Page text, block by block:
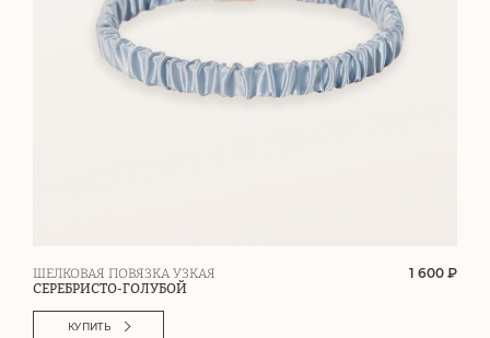
ШЕЛКОВАЯ ПОВЯЗКА УЗКАЯ
СЕРЕБРИСТО-ГОЛУБОЙ
1 600 ₽
КУПИТЬ